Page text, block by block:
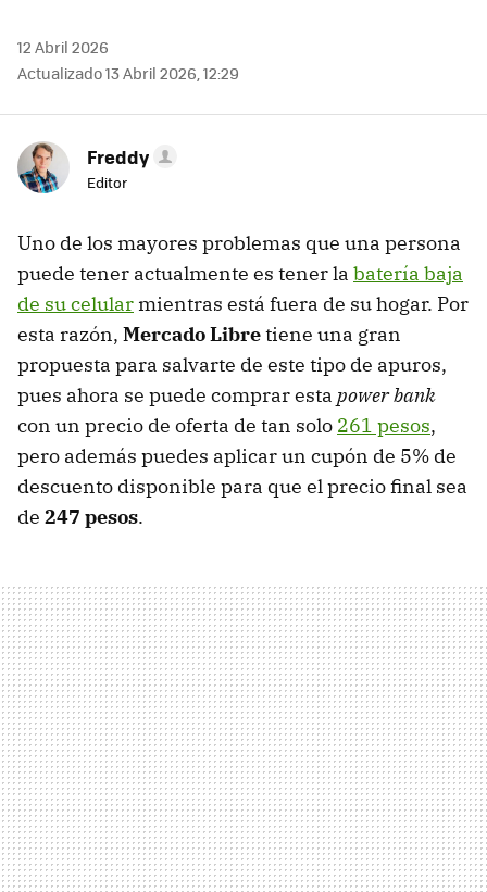
12 Abril 2026
Actualizado 13 Abril 2026, 12:29
Freddy
Editor
Uno de los mayores problemas que una persona
puede tener actualmente es tener la batería baja
de su celular mientras está fuera de su hogar. Por
esta razón, Mercado Libretiene una gran
propuesta para salvarte de este tipo de apuros,
pues ahora se puede comprar esta power bank
con un precio de oferta de tan solo 261 pesos,
pero además puedes aplicar un cupón de 5% de
descuento disponible para que el precio final sea
de 247 pesos.